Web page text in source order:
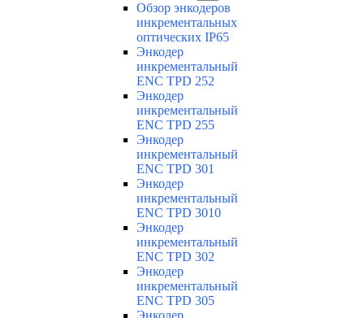
Обзор энкодеров
инкрементальных
оптических IP65
Энкодер
инкрементальный
ENC TPD 252
Энкодер
инкрементальный
ENC TPD 255
Энкодер
инкрементальный
ENC TPD 301
Энкодер
инкрементальный
ENC TPD 3010
Энкодер
инкрементальный
ENC TPD 302
Энкодер
инкрементальный
ENC TPD 305